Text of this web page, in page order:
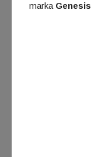
marka Genesis